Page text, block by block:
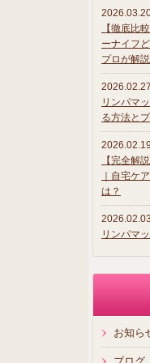
【徹底比
ーナイフ
プロが解説
2026.02.27
リンパマ
る方法と
2026.02.19
【完全解
｜自宅ケ
は？
2026.02.03
リンパマ
お知ら